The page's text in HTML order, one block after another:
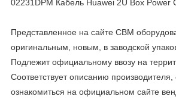
02231DPM Кабель Huawei 2U Box Power
Представленное на сайте CBM
оригинальным, новым, в заводской
Подлежит официальному ввозу на
Соответствует описанию
ознакомиться на официальном сайте